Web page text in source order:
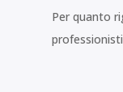
Per quanto